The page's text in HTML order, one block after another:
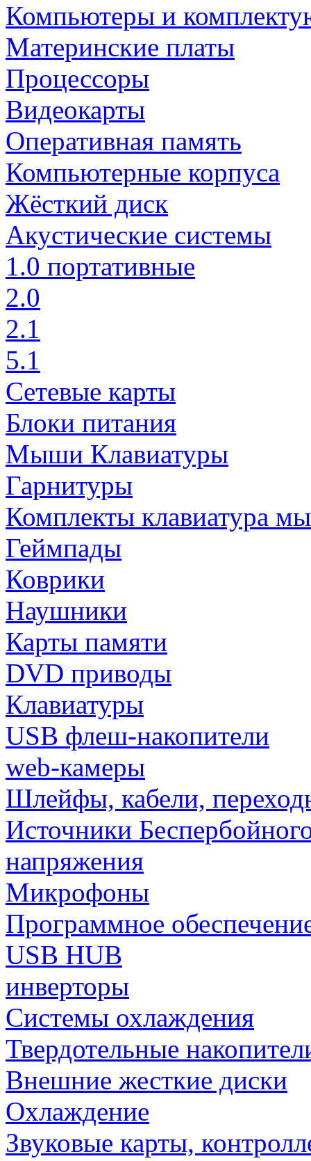
Компьютеры и
Материнские платы
Процессоры
Видеокарты
Оперативная память
Компьютерные корпуса
Жёсткий диск
Акустические системы
1.0 портативные
2.0
2.1
5.1
Сетевые карты
Блоки питания
Мыши Клавиатуры
Гарнитуры
Комплекты клавиатура
Геймпады
Коврики
Наушники
Карты памяти
DVD приводы
Клавиатуры
USB флеш-накопители
web-камеры
Шлейфы, кабели,
Источники
напряжения
Микрофоны
Программное
USB HUB
инверторы
Системы охлаждения
Твердотельные
Внешние жесткие диски
Охлаждение
Звуковые карты,